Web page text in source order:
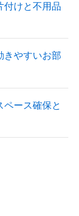
付けと不用品
きやすいお部
ペース確保と